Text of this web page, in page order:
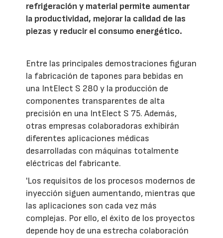
refrigeración y material permite aumentar
la productividad, mejorar la calidad de las
piezas y reducir el consumo energético.
Entre las principales demostraciones figuran
la fabricación de tapones para bebidas en
una IntElect S 280 y la producción de
componentes transparentes de alta
precisión en una IntElect S 75. Además,
otras empresas colaboradoras exhibirán
diferentes aplicaciones médicas
desarrolladas con máquinas totalmente
eléctricas del fabricante.
'Los requisitos de los procesos modernos de
inyección siguen aumentando, mientras que
las aplicaciones son cada vez más
complejas. Por ello, el éxito de los proyectos
depende hoy de una estrecha colaboración